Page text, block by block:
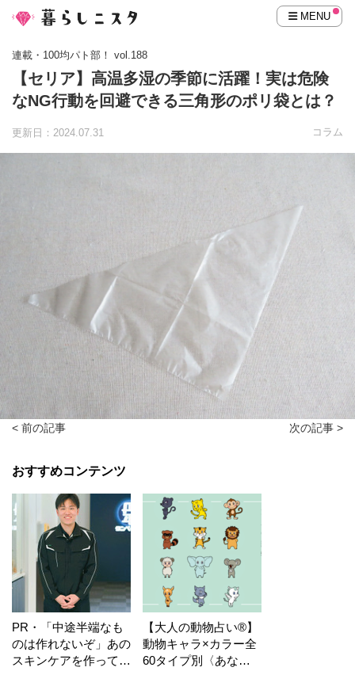
MENU
連載・100均パト部！ vol.188
【セリア】高温多湿の季節に活躍！実は危険
なNG行動を回避できる三角形のポリ袋とは？
更新日：2024.07.31 コラム
< 前の記事 次の記事 >
おすすめコンテンツ
PR・「中途半端なも
のは作れないぞ」あの
スキンケアを作ってい
【大人の動物占い®】
動物キャラ×カラー全
60タイプ別〈あなた